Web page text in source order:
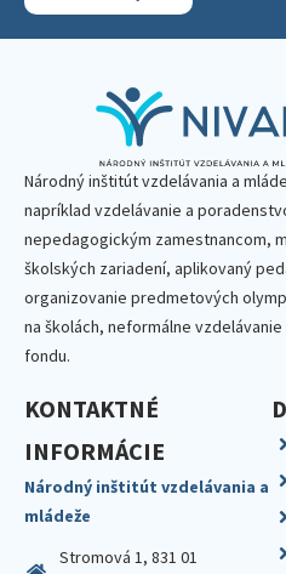
Národný inštitút vzdelávania a
napríklad vzdelávanie a
nepedagogickým zamestnancom,
školských zariadení, aplikovaný
organizovanie predmetových
na školách, neformálne
fondu.
KONTAKTNÉ
INFORMÁCIE
Národný inštitút vzdelávania a
mládeže
Stromová 1, 831 01